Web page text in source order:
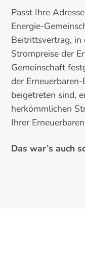
Passt Ihre
Energie-
Beitrittsvertrag,
Strompreise der
Gemeinschaft
der
beigetreten sind,
herkömmlichen
Ihrer
Das war’s auch